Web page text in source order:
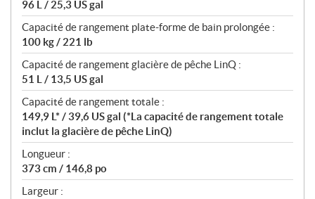
96 L / 25,3 US gal
Capacité de rangement plate-forme de bain prolongée :
100 kg / 221 lb
Capacité de rangement glacière de pêche LinQ :
51 L / 13,5 US gal
Capacité de rangement totale :
149,9 L* / 39,6 US gal (*La capacité de rangement totale
inclut la glacière de pêche LinQ)
Longueur :
373 cm / 146,8 po
Largeur :